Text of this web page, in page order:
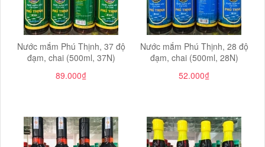
Nước mắm Phú Thịnh, 37 độ
đạm, chai (500ml, 37N)
89.000₫
Nước mắm Phú Thịnh, 28 độ
đạm, chai (500ml, 28N)
52.000₫